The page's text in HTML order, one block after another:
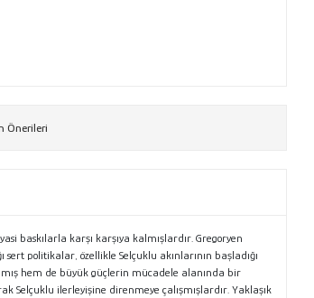
Önerileri
baskılarla karşı karşıya kalmışlardır. Gregoryen
politikalar, özellikle Selçuklu akınlarının başladığı
hem de büyük güçlerin mücadele alanında bir
ilerleyişine direnmeye çalışmışlardır. Yaklaşık